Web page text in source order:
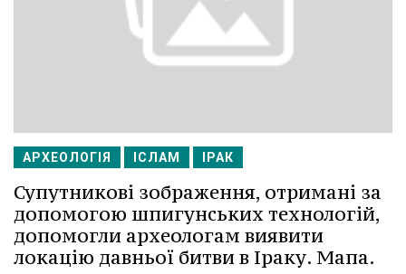
АРХЕОЛОГІЯ ІСЛАМ ІРАК
Супутникові зображення, отримані за
допомогою шпигунських технологій,
допомогли археологам виявити
локацію давньої битви в Іраку. Мапа.